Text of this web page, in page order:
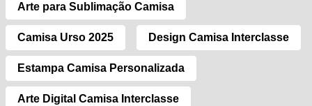
Arte para Sublimação Camisa
Camisa Urso 2025 Design Camisa Interclasse
Estampa Camisa Personalizada
Arte Digital Camisa Interclasse